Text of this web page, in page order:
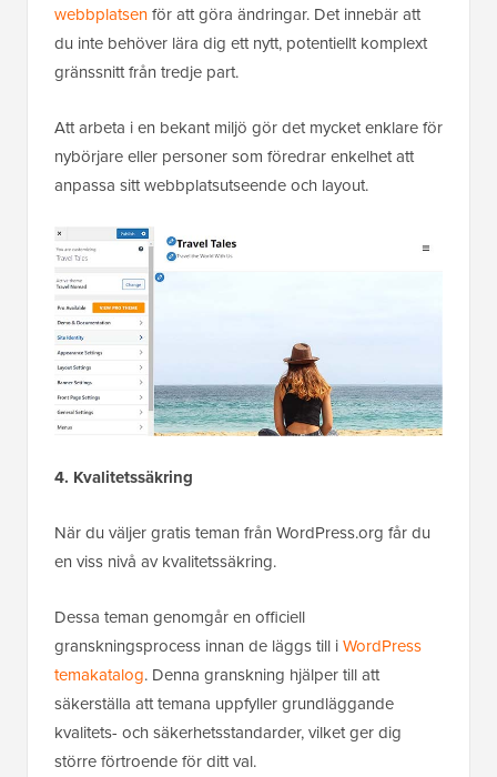
webbplatsenför att göra ändringar. Det innebär att
du inte behöver lära dig ett nytt, potentiellt komplext
gränssnitt från tredje part.
Att arbeta i en bekant miljö gör det mycket enklare för
nybörjare eller personer som föredrar enkelhet att
anpassa sitt webbplatsutseende och layout.
4. Kvalitetssäkring
När du väljer gratis teman från WordPress.org får du
en viss nivå av kvalitetssäkring.
Dessa teman genomgår en officiell
granskningsprocess innan de läggs till iWordPress
temakatalog. Denna granskning hjälper till att
säkerställa att temana uppfyller grundläggande
kvalitets- och säkerhetsstandarder, vilket ger dig
större förtroende för ditt val.